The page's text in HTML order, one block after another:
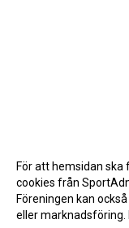
För att hemsidan
cookies från
Föreningen kan
eller marknadsföring.